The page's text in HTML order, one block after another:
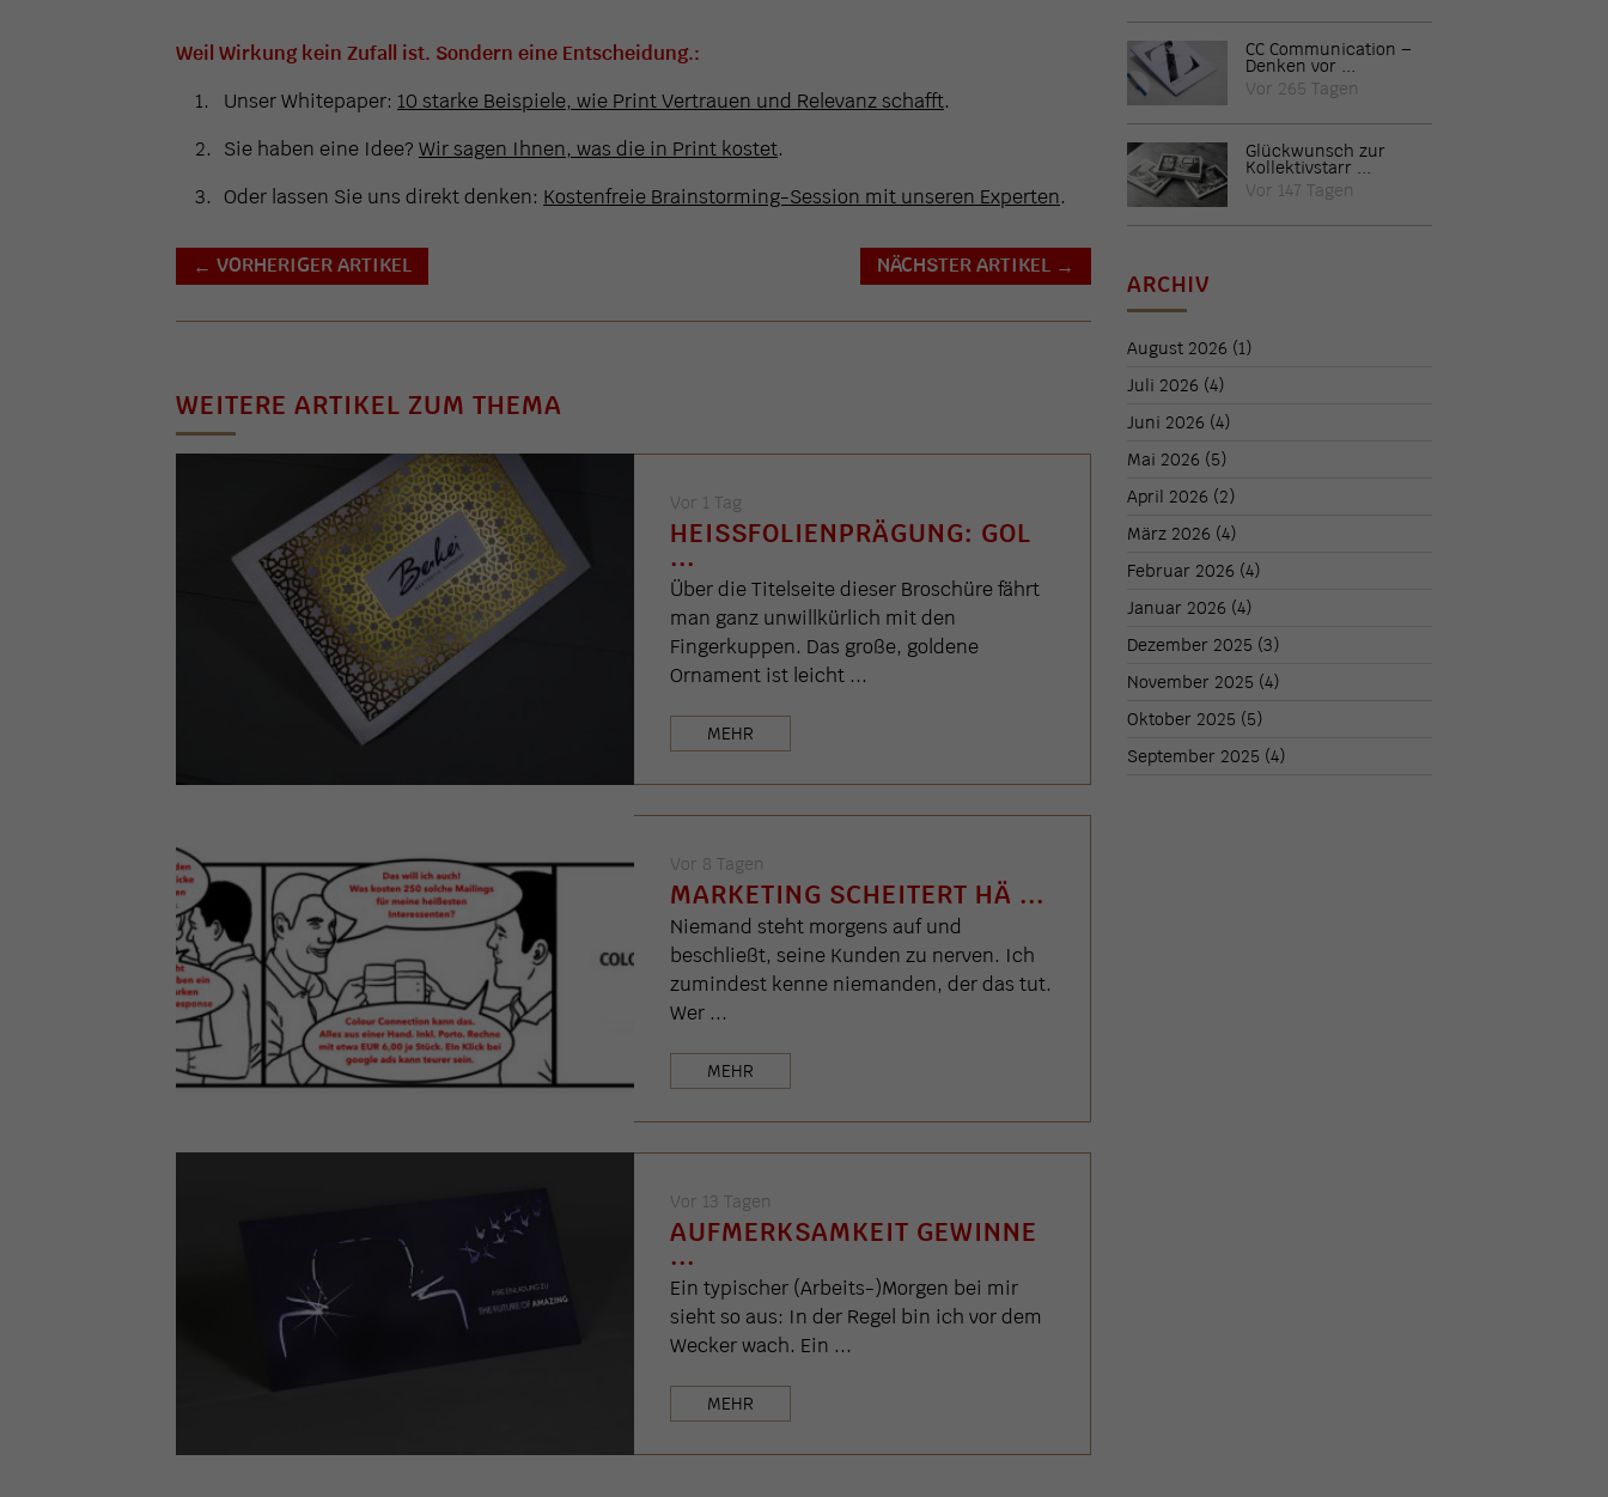
Weil Wirkung kein Zufall ist. Sondern eine Entscheidung.:
Unser Whitepaper: 10 starke Beispiele, wie Print Vertrauen und Relevanz schafft.
Sie haben eine Idee? Wir sagen Ihnen, was die in Print kostet.
Oder lassen Sie uns direkt denken: Kostenfreie Brainstorming-Session mit unseren Experten.
← VORHERIGER ARTIKEL NÄCHSTER ARTIKEL →
WEITERE ARTIKEL ZUM THEMA
Vor 1 Tag
HEISSFOLIENPRÄGUNG: GOL .
..
Über die Titelseite dieser Broschüre fährt
man ganz unwillkürlich mit den
Fingerkuppen. Das große, goldene
Ornament ist leicht ...
MEHR
Vor 8 Tagen
MARKETING SCHEITERT HÄ ...
Niemand steht morgens auf und
beschließt, seine Kunden zu nerven. Ich
zumindest kenne niemanden, der das tut.
Wer ...
MEHR
Vor 13 Tagen
AUFMERKSAMKEIT GEWINNE
...
Ein typischer (Arbeits-)Morgen bei mir
sieht so aus: In der Regel bin ich vor dem
Wecker wach. Ein ...
MEHR
CC Communication –
Denken vor ...
Vor 265 Tagen
Glückwunsch zur
Kollektivstarr ...
Vor 147 Tagen
ARCHIV
August 2026 (1)
Juli 2026 (4)
Juni 2026 (4)
Mai 2026 (5)
April 2026 (2)
März 2026 (4)
Februar 2026 (4)
Januar 2026 (4)
Dezember 2025 (3)
November 2025 (4)
Oktober 2025 (5)
September 2025 (4)